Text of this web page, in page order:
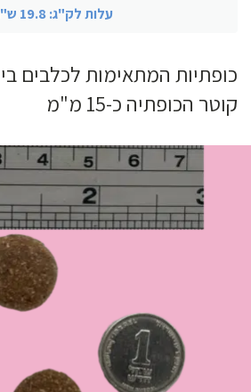
עלות לק"ג: 19.8 ש"ח
כופתיות המתאימות לכלבים
קוטר הכופתיה כ-15 מ"מ